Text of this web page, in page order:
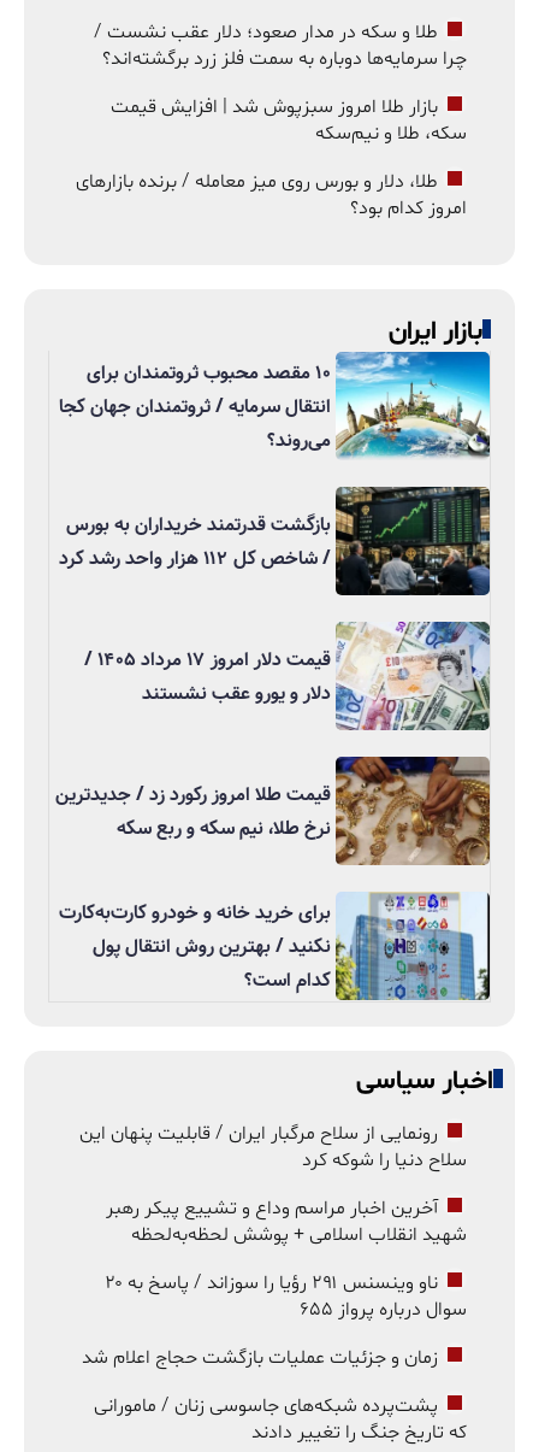
طلا و سکه در مدار صعود؛ دلار عقب نشست /
چرا سرمایه‌ها دوباره به سمت فلز زرد برگشته‌اند؟
بازار طلا امروز سبزپوش شد | افزایش قیمت
سکه، طلا و نیم‌سکه
طلا، دلار و بورس روی میز معامله / برنده بازارهای
امروز کدام بود؟
بازار ایران
۱۰ مقصد محبوب ثروتمندان برای
انتقال سرمایه / ثروتمندان جهان کجا
می‌روند؟
بازگشت قدرتمند خریداران به بورس
/ شاخص کل ۱۱۲ هزار واحد رشد کرد
قیمت دلار امروز ۱۷ مرداد ۱۴۰۵ /
دلار و یورو عقب نشستند
قیمت طلا امروز رکورد زد / جدیدترین
نرخ طلا، نیم سکه و ربع سکه
برای خرید خانه و خودرو کارت‌به‌کارت
نکنید / بهترین روش انتقال پول
کدام است؟
اخبار سیاسی
رونمایی از سلاح مرگبار ایران / قابلیت پنهان این
سلاح دنیا را شوکه کرد
آخرین اخبار مراسم وداع و تشییع پیکر رهبر
شهید انقلاب اسلامی + پوشش لحظه‌به‌لحظه
ناو وینسنس ۲۹۱ رؤیا را سوزاند / پاسخ به ۲۰
سوال درباره پرواز ۶۵۵
زمان و جزئیات عملیات بازگشت حجاج اعلام شد
پشت‌پرده شبکه‌های جاسوسی زنان / مامورانی
که تاریخ جنگ را تغییر دادند